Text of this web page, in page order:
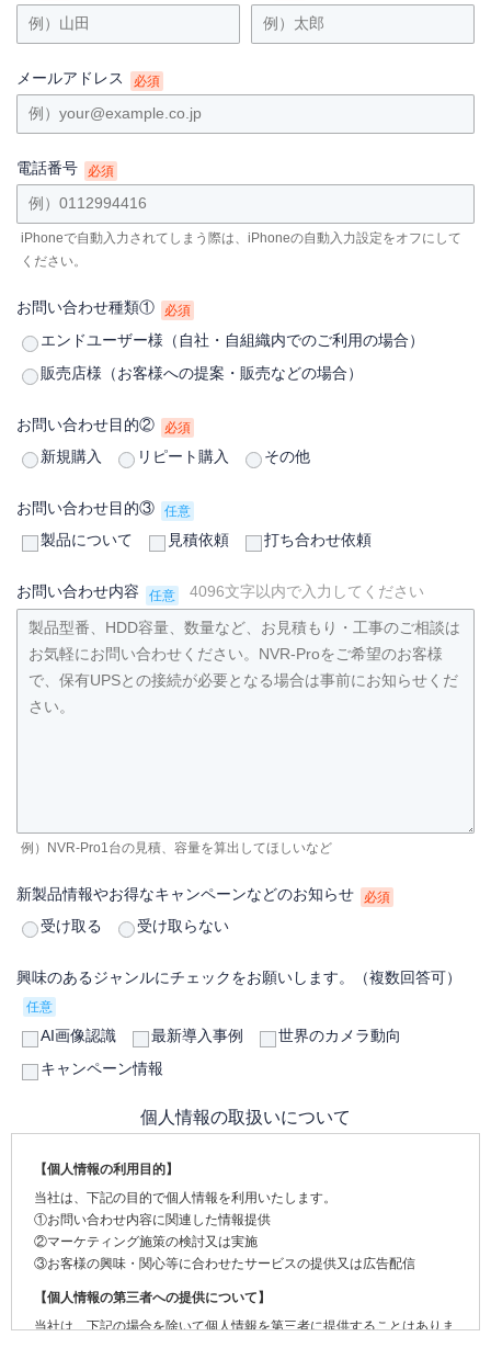
メールアドレス 必須
電話番号 必須
iPhoneで自動入力されてしまう際は、iPhoneの自動入力設定をオフにして
ください。
お問い合わせ種類① 必須
エンドユーザー様（自社・自組織内でのご利用の場合）
販売店様（お客様への提案・販売などの場合）
お問い合わせ目的② 必須
新規購入 リピート購入 その他
お問い合わせ目的③ 任意
製品について 見積依頼 打ち合わせ依頼
お問い合わせ内容 任意 4096文字以内で入力してください
例）NVR-Pro1台の見積、容量を算出してほしいなど
新製品情報やお得なキャンペーンなどのお知らせ 必須
受け取る 受け取らない
興味のあるジャンルにチェックをお願いします。（複数回答可）
任意
AI画像認識 最新導入事例
世界のカメラ動向
キャンペーン情報
個人情報の取扱いについて
【個人情報の利用目的】
当社は、下記の目的で個人情報を利用いたします。
①お問い合わせ内容に関連した情報提供
②マーケティング施策の検討又は実施
③お客様の興味・関心等に合わせたサービスの提供又は広告配信
【個人情報の第三者への提供について】
当社は、下記の場合を除いて個人情報を第三者に提供することはありま